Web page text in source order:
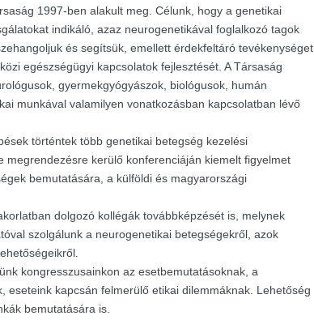
1997-ben alakult meg. Célunk, hogy a genetikai
indikáló, azaz neurogenetikával foglalkozó tagok
és segítsük, emellett érdekfeltáró tevékenységet
egészségügyi kapcsolatok fejlesztését. A Társaság
gyermekgyógyászok, biológusok, humán
munkával valamilyen vonatkozásban kapcsolatban lévő
történtek több genetikai betegség kezelési
megrendezésre kerülő konferenciáján kiemelt figyelmet
bemutatására, a külföldi és magyarországi
dolgozó kollégák továbbképzését is, melynek
szolgálunk a neurogenetikai betegségekről, azok
kongresszusainkon az esetbemutatásoknak, a
eseteink kapcsán felmerülő etikai dilemmáknak. Lehetőség
bemutatására is.